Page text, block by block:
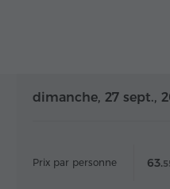
dimanche, 27 sept.,
Prix par personne 63.